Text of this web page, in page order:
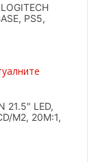
PS5,
21.5" LED,
M2, 20M:1,